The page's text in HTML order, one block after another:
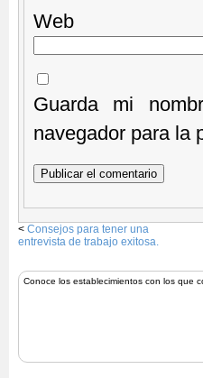
Web
Guarda mi
navegador para la
< Consejos para tener una
entrevista de trabajo exitosa.
Conoce los establecimientos con los que